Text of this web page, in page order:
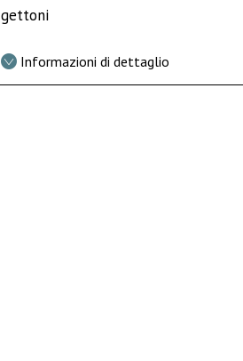
gettoni
Informazioni di dettaglio